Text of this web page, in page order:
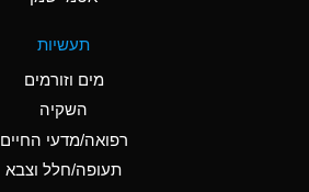
Ammonium Hydroxide
D
תעשיות
מים וזורמים
השקיה
רפואה/מדעי החיים
תעופה/חלל וצבא